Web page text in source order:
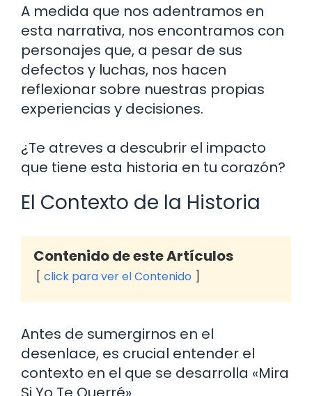
A medida que nos adentramos en
esta narrativa, nos encontramos con
personajes que, a pesar de sus
defectos y luchas, nos hacen
reflexionar sobre nuestras propias
experiencias y decisiones.
¿Te atreves a descubrir el impacto
que tiene esta historia en tu corazón?
El Contexto de la Historia
Contenido de este Artículos
click para ver el Contenido
Antes de sumergirnos en el
desenlace, es crucial entender el
contexto en el que se desarrolla «Mira